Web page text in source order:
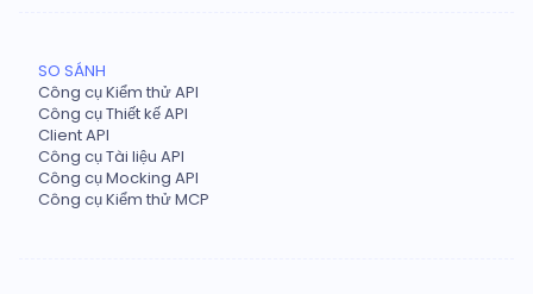
SO SÁNH
Công cụ Kiểm thử API
Công cụ Thiết kế API
Client API
Công cụ Tài liệu API
Công cụ Mocking API
Công cụ Kiểm thử MCP